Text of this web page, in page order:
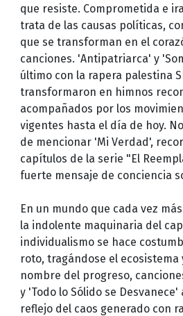
que resiste. Comprometida e
trata de las causas políticas,
que se transforman en el
canciones. 'Antipatriarca' y
último con la rapera palestina
transformaron en himnos
acompañados por los
vigentes hasta el día de hoy.
de mencionar 'Mi Verdad',
capítulos de la serie "El
fuerte mensaje de conciencia
En un mundo que cada vez
la indolente maquinaria del
individualismo se hace
roto, tragándose el
nombre del progreso,
y 'Todo lo Sólido se
reflejo del caos generado con